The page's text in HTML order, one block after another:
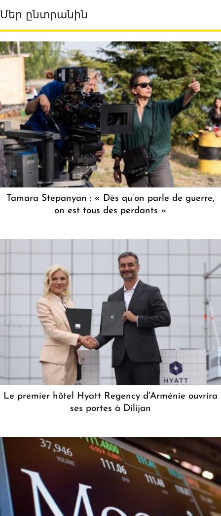
Մեր ընտրանին
Tamara Stepanyan : « Dès qu’on parle de guerre,
on est tous des perdants »
Le premier hôtel Hyatt Regency d'Arménie ouvrira
ses portes à Dilijan